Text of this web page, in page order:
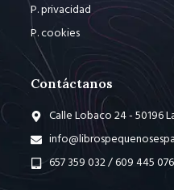
P. privacidad
P. cookies
Contáctanos
Calle Lobaco 24 - 50196
657 359 032 / 609 445 076